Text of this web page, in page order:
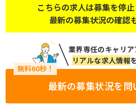
こちらの求人は募集を停止
最新の募集状況の確認
業界専任のキャリ
リアルな求人情報
最新の募集状況を問